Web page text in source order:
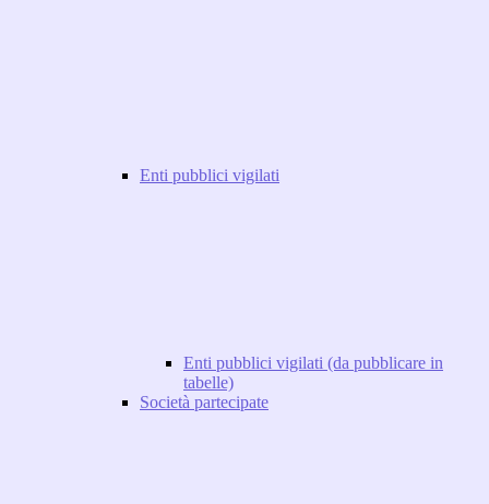
Enti pubblici vigilati
Enti pubblici vigilati (da pubblicare in
tabelle)
Società partecipate